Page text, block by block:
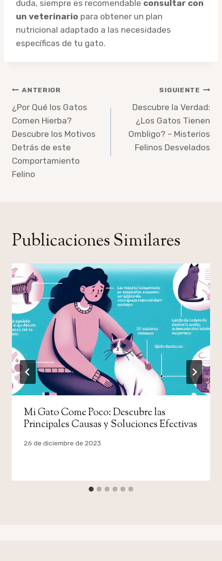
duda, siempre es recomendable consultar con
un veterinario para obtener un plan
nutricional adaptado a las necesidades
específicas de tu gato.
Navegación
de
entradas
ANTERIOR
¿Por Qué los Gatos
Comen Hierba?
Descubre los Motivos
Detrás de este
Comportamiento
Felino
SIGUIENTE
Descubre la Verdad:
¿Los Gatos Tienen
Ombligo? – Misterios
Felinos Desvelados
Publicaciones Similares
Mi Gato Come Poco: Descubre las
Principales Causas y Soluciones Efectivas
Por
26 de diciembre de 2023